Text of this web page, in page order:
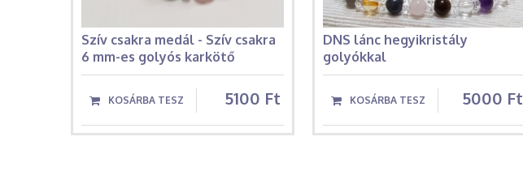
Szív csakra medál - Szív csakra
6 mm-es golyós karkötő
5100 Ft
DNS lánc hegyikristály
golyókkal
5000 Ft